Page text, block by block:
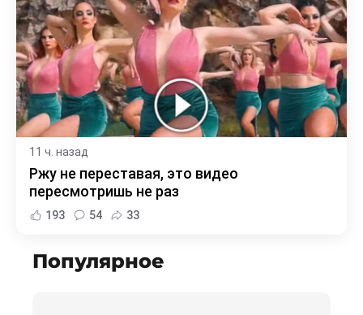
11 ч. назад
Ржу не переставая, это видео
пересмотришь не раз
193 54 33
Популярное